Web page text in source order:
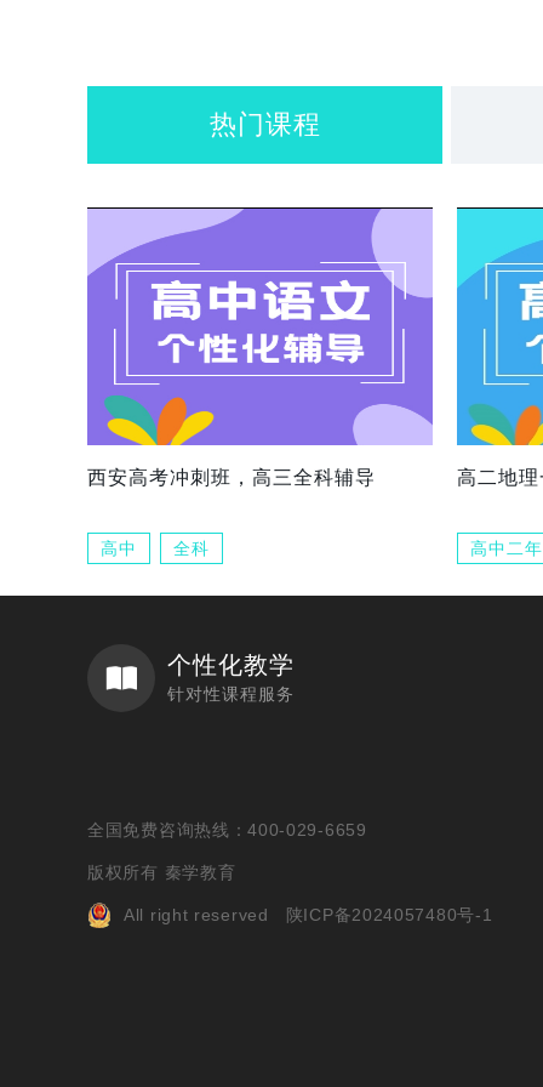
热门课程
西安高考冲刺班，高三全科辅导
高中 全科
高二地
高中二
个性化教学
针对性课程服务
全国免费咨询热线：400-029-6659
版权所有 秦学教育
All right reserved 陕ICP备2024057480号-1